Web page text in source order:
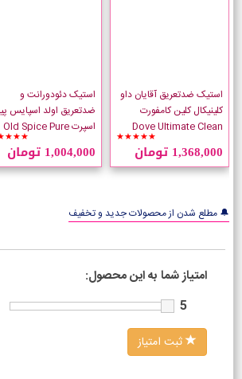
استیک ضدتعریق آقایان داو
کلینیکال کلین کامفورت
Dove Ultimate Clean
★★★★★
1,368,000 تومان
استیک دئودورانت و
ضدتعریق اولد اسپایس
اسپرت Old Spice Pure
1,004,000 تومان
🔔 مطلع شدن از محصولات جدید و تخفیف
امتیاز شما به این محصول:
5
ثبت امتیاز